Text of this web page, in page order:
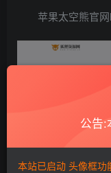
苹果太空熊官
公告:
本站已启动 头像框